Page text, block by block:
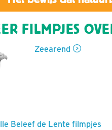
FILMPJES
Zeearend
Beleef de Lente filmpjes